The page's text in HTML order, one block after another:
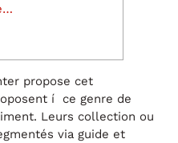
propose cet
í ce genre de
Leurs collection ou
via guide et